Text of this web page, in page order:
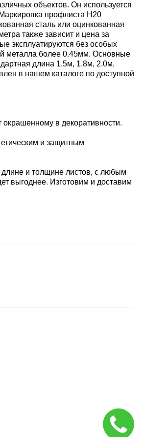
объектов. Он используется
профлиста Н20
сталь или оцинкованная
также зависит и цена за
эксплуатируются без особых
металла более 0.45мм. Основные
длина 1.5м, 1.8м, 2.0м,
в нашем каталоге по доступной
в декоративности.
и защитным
длине и толщине листов, с любым
выгоднее. Изготовим и доставим